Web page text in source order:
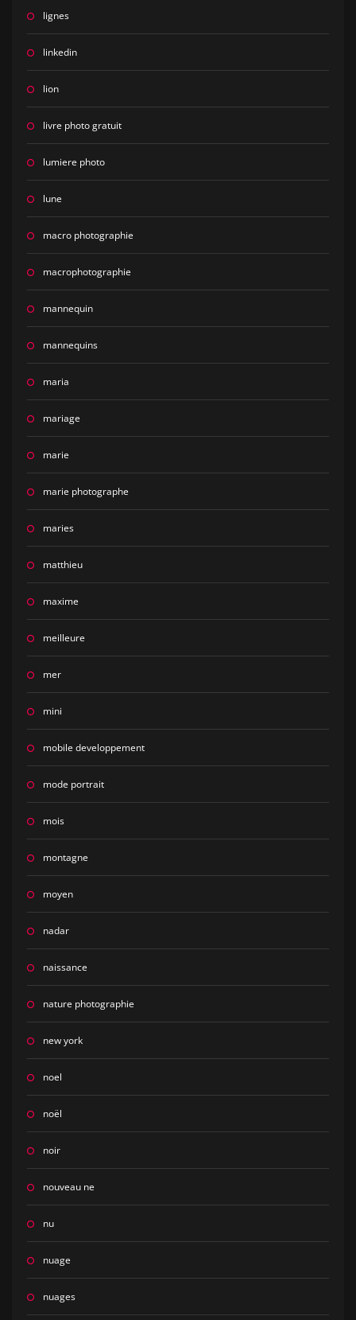
lignes
linkedin
lion
livre photo gratuit
lumiere photo
lune
macro photographie
macrophotographie
mannequin
mannequins
maria
mariage
marie
marie photographe
maries
matthieu
maxime
meilleure
mer
mini
mobile developpement
mode portrait
mois
montagne
moyen
nadar
naissance
nature photographie
new york
noel
noël
noir
nouveau ne
nu
nuage
nuages